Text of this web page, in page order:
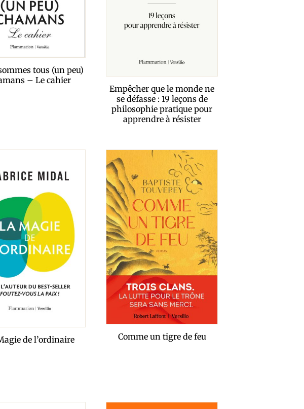
tous (un peu)
– Le cahier
Empêcher que le monde ne
se défasse : 19 leçons de
philosophie pratique pour
apprendre à résister
de l’ordinaire Comme un tigre de feu